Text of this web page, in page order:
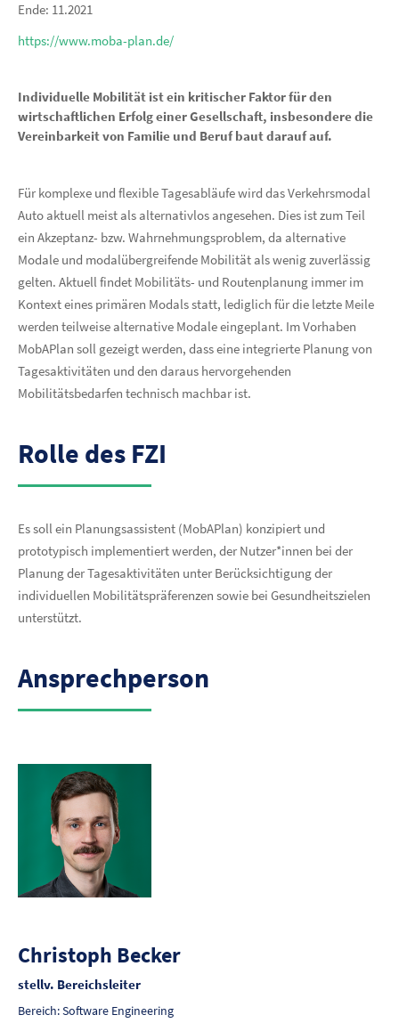
Ende: 11.2021
https://www.moba-plan.de/
Individuelle Mobilität ist ein kritischer Faktor für den
wirtschaftlichen Erfolg einer Gesellschaft, insbesondere die
Vereinbarkeit von Familie und Beruf baut darauf auf.
Für komplexe und flexible Tagesabläufe wird das Verkehrsmodal
Auto aktuell meist als alternativlos angesehen. Dies ist zum Teil
ein Akzeptanz- bzw. Wahrnehmungsproblem, da alternative
Modale und modalübergreifende Mobilität als wenig zuverlässig
gelten. Aktuell findet Mobilitäts- und Routenplanung immer im
Kontext eines primären Modals statt, lediglich für die letzte Meile
werden teilweise alternative Modale eingeplant. Im Vorhaben
MobAPlan soll gezeigt werden, dass eine integrierte Planung von
Tagesaktivitäten und den daraus hervorgehenden
Mobilitätsbedarfen technisch machbar ist.
Rolle des FZI
Es soll ein Planungsassistent (MobAPlan) konzipiert und
prototypisch implementiert werden, der Nutzer*innen bei der
Planung der Tagesaktivitäten unter Berücksichtigung der
individuellen Mobilitätspräferenzen sowie bei Gesundheitszielen
unterstützt.
Ansprechperson
Christoph Becker
stellv. Bereichsleiter
Bereich: Software Engineering